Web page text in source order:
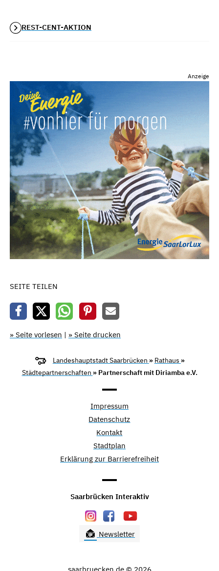
REST-CENT-AKTION
Anzeige
SEITE TEILEN
» Seite vorlesen | » Seite drucken
Landeshauptstadt Saarbrücken » Rathaus »
Städtepartnerschaften » Partnerschaft mit Diriamba e.V.
Impressum
Datenschutz
Kontakt
Stadtplan
Erklärung zur Barrierefreiheit
Saarbrücken Interaktiv
Newsletter